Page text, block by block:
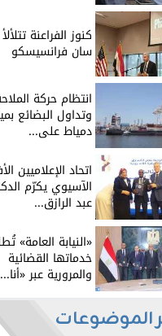
​كنوز الفراعنة
سان فرانسيسكو
انتظام حركة
وتداول البضائع
دمياط على...
اتحاد الإعلاميين
الآسيوي يكرّم
عبد الرازق...
​«النيابة العامة»
خدماتها القضائية
والمرورية عبر «أنا...
الموضوعات